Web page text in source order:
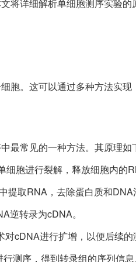
将详细解析单细胞测序实验
胞。这可以通过多种方法实
最常见的一种方法。其原理如
细胞进行裂解，释放细胞内的
提取RNA，去除蛋白质和DNA
逆转录为cDNA。
cDNA进行扩增，以便后续的
测序，得到转录组的序列信息